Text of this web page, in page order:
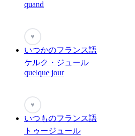
quand
♥
いつかのフランス語
ケルク・ジュール
quelque jour
♥
いつものフランス語
トゥージュール